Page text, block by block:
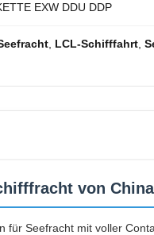
EXW DDU DDP
LCL-Schifffahrt
von
für Seefracht mit voller